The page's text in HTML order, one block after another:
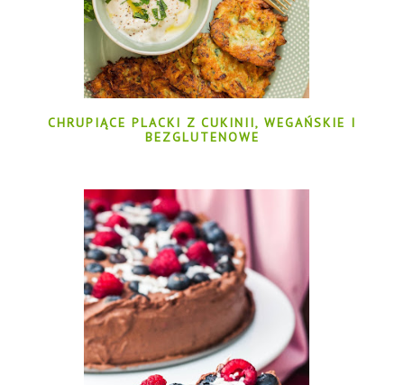
CHRUPIĄCE PLACKI Z CUKINII, WEGAŃSKIE I
BEZGLUTENOWE